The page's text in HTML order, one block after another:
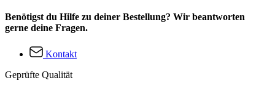
Benötigst du Hilfe zu deiner Bestellung? Wir beantworten
gerne deine Fragen.
Kontakt
Geprüfte Qualität